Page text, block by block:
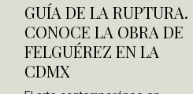
GUÍA DE LA RUPTURA.
CONOCE LA OBRA DE
FELGUÉREZ EN LA
CDMX